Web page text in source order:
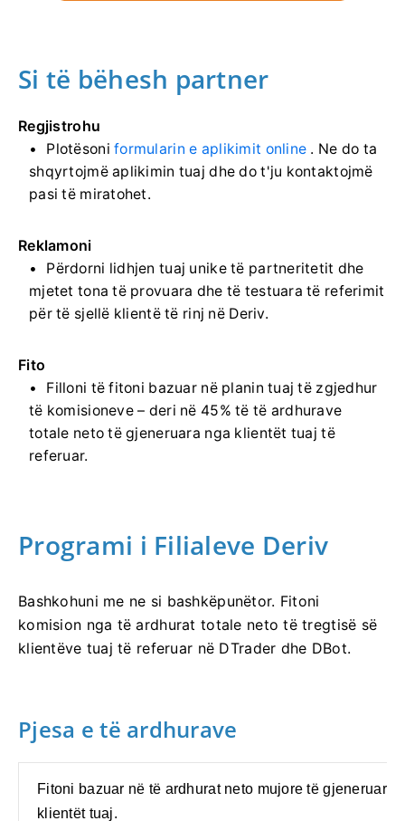
Si të bëhesh partner
Regjistrohu
Plotësoniformularin e aplikimit online . Ne do ta
shqyrtojmë aplikimin tuaj dhe do t'ju kontaktojmë
pasi të miratohet.
Reklamoni
Përdorni lidhjen tuaj unike të partneritetit dhe
mjetet tona të provuara dhe të testuara të referimit
për të sjellë klientë të rinj në Deriv.
Fito
Filloni të fitoni bazuar në planin tuaj të zgjedhur
të komisioneve – deri në 45% të të ardhurave
totale neto të gjeneruara nga klientët tuaj të
referuar.
Programi i Filialeve Deriv
Bashkohuni me ne si bashkëpunëtor. Fitoni
komision nga të ardhurat totale neto të tregtisë së
klientëve tuaj të referuar në DTrader dhe DBot.
Pjesa e të ardhurave
Fitoni bazuar në të ardhurat neto mujore të gjeneruara
klientët tuaj.